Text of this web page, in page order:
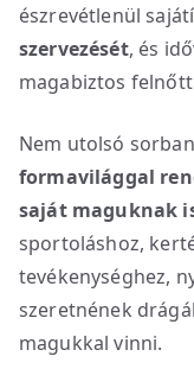
észrevétlenül
szervezését, és
magabiztos felnőtt
Nem utolsó
formavilággal
saját maguknak
sportoláshoz,
tevékenységhez,
szeretnének
magukkal vinni.